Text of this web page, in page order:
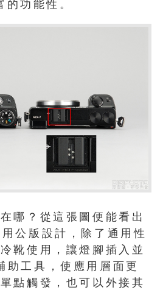
的功能性。
哪？從這張圖便能看出
公版設計，除了通用性
靴使用，讓燈腳插入並
助工具，使應用層面更
點觸發，也可以外接其